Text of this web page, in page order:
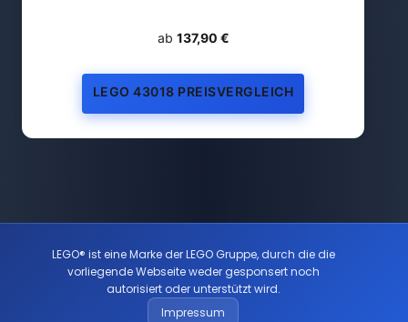
ab 137,90 €
LEGO 43018 PREISVERGLEICH
LEGO® ist eine Marke der LEGO Gruppe, durch die die
vorliegende Webseite weder gesponsert noch
autorisiert oder unterstützt wird.
Impressum